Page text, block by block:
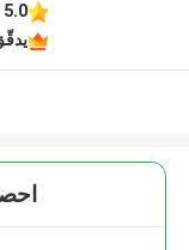
5.0